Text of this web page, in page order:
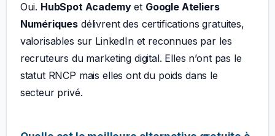
Oui. HubSpot Academyet Google Ateliers
Numériques délivrent des certifications gratuites,
valorisables sur LinkedIn et reconnues par les
recruteurs du marketing digital. Elles n’ont pas le
statut RNCP mais elles ont du poids dans le
secteur privé.